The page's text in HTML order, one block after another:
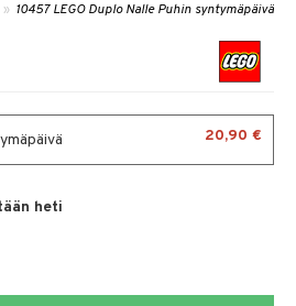
» 10457 LEGO Duplo Nalle Puhin syntymäpäivä
20,90 €
heti